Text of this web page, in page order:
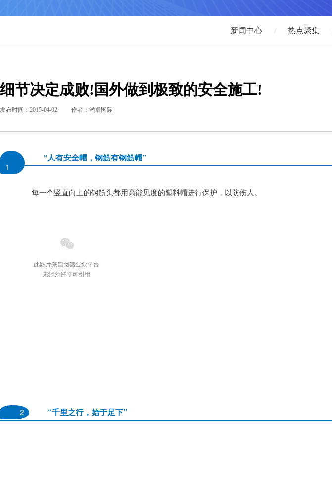
新闻中心 热点聚集
细节决定成败!国外做到极致的安全施工!
发布时间：2015-04-02 作者：鸿卓国际
1
“人有安全帽，钢筋有钢筋帽”
2 “千里之行，始于足下”